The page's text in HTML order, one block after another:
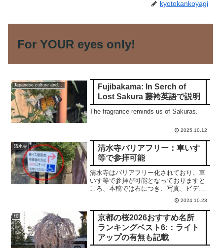
kyotokankoyagi
For YOUR eyes only!
Japanese culture and traditions
Fujibakama: In Serch of
Lost Sakura 藤袴英語で説明
The fragrance reminds us of Sakuras.
2025.10.12
清水寺
清水寺バリアフリー：車いす
等で参拝可能
清水寺はバリアフリー化されており、車
いす等で参拝が可能となっておりますと
ころ、本稿では右につき、写真、ビデオ
を駆使して詳細に解説申し上げます。合
2024.10.23
桜
京都の桜2026おすすめ名所
ランキングベスト6:：ライト
アップの有無も記載